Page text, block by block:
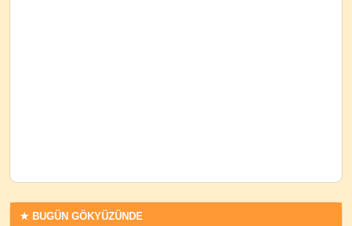
★ BUGÜN GÖKYÜZÜNDE